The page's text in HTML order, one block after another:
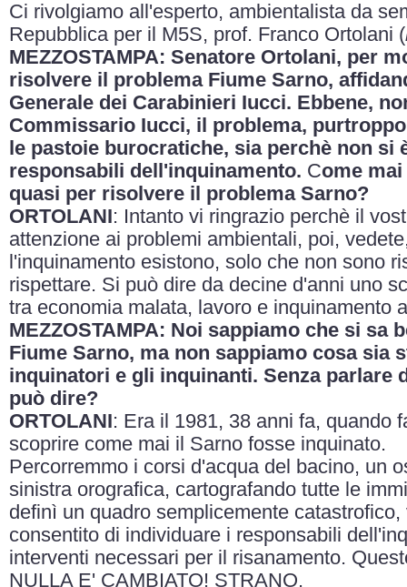
Ci rivolgiamo all'esperto, ambientalista da
Repubblica per il M5S, prof. Franco Ortolani (
MEZZOSTAMPA: Senatore Ortolani, per
risolvere il problema Fiume Sarno,
Generale dei Carabinieri Iucci. Ebbene,
Commissario Iucci, il problema,
le pastoie burocratiche, sia perchè non si
responsabili dell'inquinamento. Come
quasi per risolvere il problema Sarno?
ORTOLANI: Intanto vi ringrazio perchè il
attenzione ai problemi ambientali, poi,
l'inquinamento esistono, solo che non sono
rispettare. Si può dire da decine d'anni uno
tra economia malata, lavoro e inquinamento
MEZZOSTAMPA: Noi sappiamo che si sa
Fiume Sarno, ma non sappiamo cosa sia
inquinatori e gli inquinanti. Senza parlare
può dire?
ORTOLANI: Era il 1981, 38 anni fa, quando
scoprire come mai il Sarno fosse inquinato.
Percorremmo i corsi d'acqua del bacino, un
sinistra orografica, cartografando tutte le
definì un quadro semplicemente
consentito di individuare i responsabili
interventi necessari per il risanamento.
NULLA E' CAMBIATO! STRANO.